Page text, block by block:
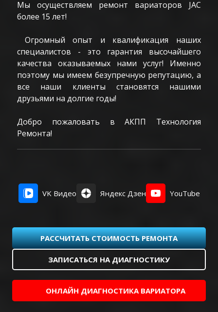
Мы осуществляем ремонт вариаторов JAC
более 15 лет!
Огромный опыт и квалификация наших
специалистов - это гарантия высочайшего
качества оказываемых нами услуг! Именно
поэтому мы имеем безупречную репутацию, а
все наши клиенты становятся нашими
друзьями на долгие годы!
Добро пожаловать в АКПП Технология
Ремонта!
VK Видео Яндекс Дзен YouTube
РАССЧИТАТЬ СТОИМОСТЬ РЕМОНТА
ЗАПИСАТЬСЯ НА ДИАГНОСТИКУ
ОНЛАЙН ДИАГНОСТИКА ВАРИАТОРА